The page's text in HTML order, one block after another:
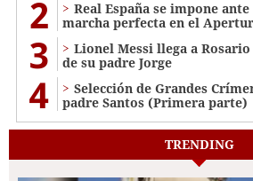
2
Real España se impone ante
marcha perfecta en el
3
Lionel Messi llega a
de su padre Jorge
4
Selección de Grandes
padre Santos (Primera parte)
TRENDING